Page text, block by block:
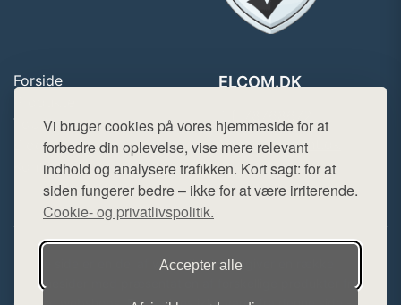
Vi bruger cookies på vores hjemmeside for at
forbedre din oplevelse, vise mere relevant
indhold og analysere trafikken. Kort sagt: for at
siden fungerer bedre – ikke for at være irriterende.
Cookie- og privatlivspolitik.
Accepter alle
Forside
Top Rabatter
Blog
Kontakt
ELCOM.DK
Mail: hej@want.dk
Cookie- og privatlivspolitik
Denne side er en del af want.dk, der udgiver en række
hjemmesider med præsentation af forskellige produkter fra